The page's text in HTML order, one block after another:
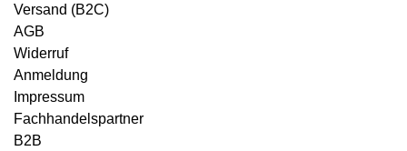
Versand (B2C)
AGB
Widerruf
Anmeldung
Impressum
Fachhandelspartner
B2B